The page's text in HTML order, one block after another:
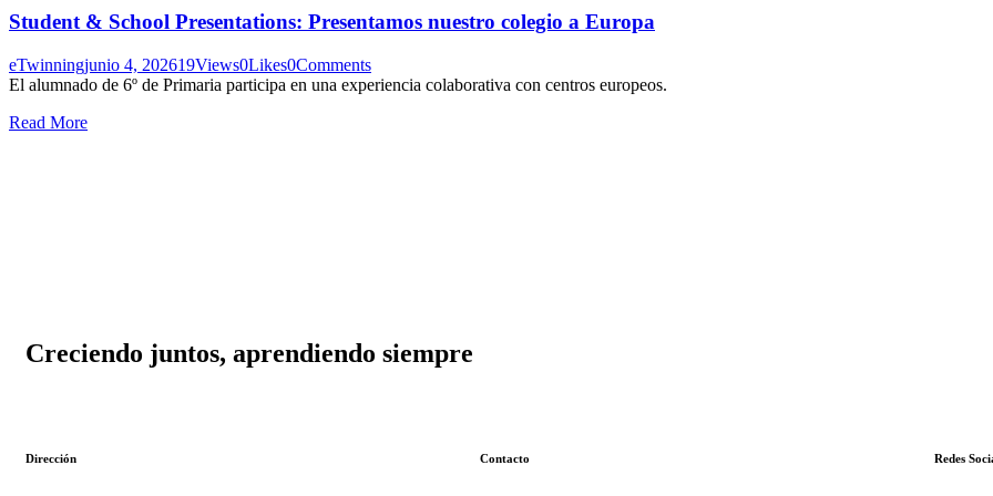
Student & School Presentations: Presentamos nuestro colegio a Europa
eTwinningjunio 4, 202619Views0Likes0Comments
El alumnado de 6º de Primaria participa en una experiencia colaborativa con centros europeos.
Read More
Creciendo juntos, aprendiendo siempre
Dirección Contacto Redes